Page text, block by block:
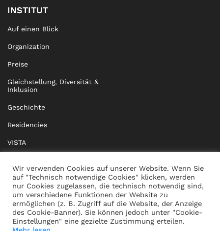
INSTITUT
Auf einen Blick
Organization
Preise
Gleichstellung, Diversität &
Inklusion
Geschichte
Residencies
VISTA
BRIDGE Network
Dokumente
Wir verwenden Cookies auf unserer Website. Wenn Sie
auf "Technisch notwendige Cookies" klicken, werden
nur Cookies zugelassen, die technisch notwendig sind,
um verschiedene Funktionen der Website zu
ermöglichen (z. B. Zugriff auf die Website, der Anzeige
des Cookie-Banner). Sie können jedoch unter "Cookie-
Einstellungen" eine gezielte Zustimmung erteilen.